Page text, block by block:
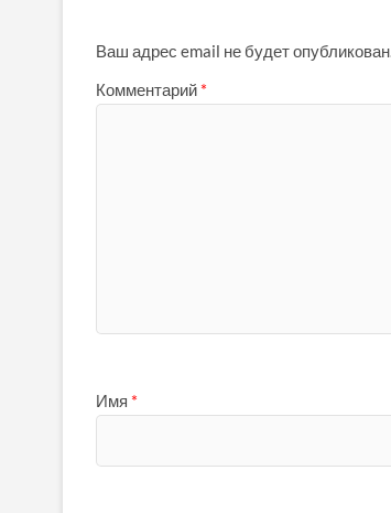
Ваш адрес email не будет опубликован.
Комментарий *
Имя *